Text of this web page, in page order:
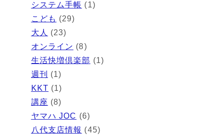
システム手帳 (1)
こども (29)
大人
(23)
オンライン (8)
生活快増倶楽部 (1)
週刊
(1)
KKT (1)
講座 (8)
ヤマハ JOC (6)
八代支店情報 (45)